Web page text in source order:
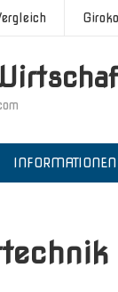
INFORMATIONEN